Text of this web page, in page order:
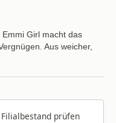
Girl macht das
Aus weicher,
Filialbestand prüfen